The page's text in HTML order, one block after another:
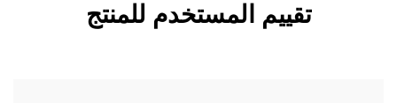
تقييم المستخدم للمنتج